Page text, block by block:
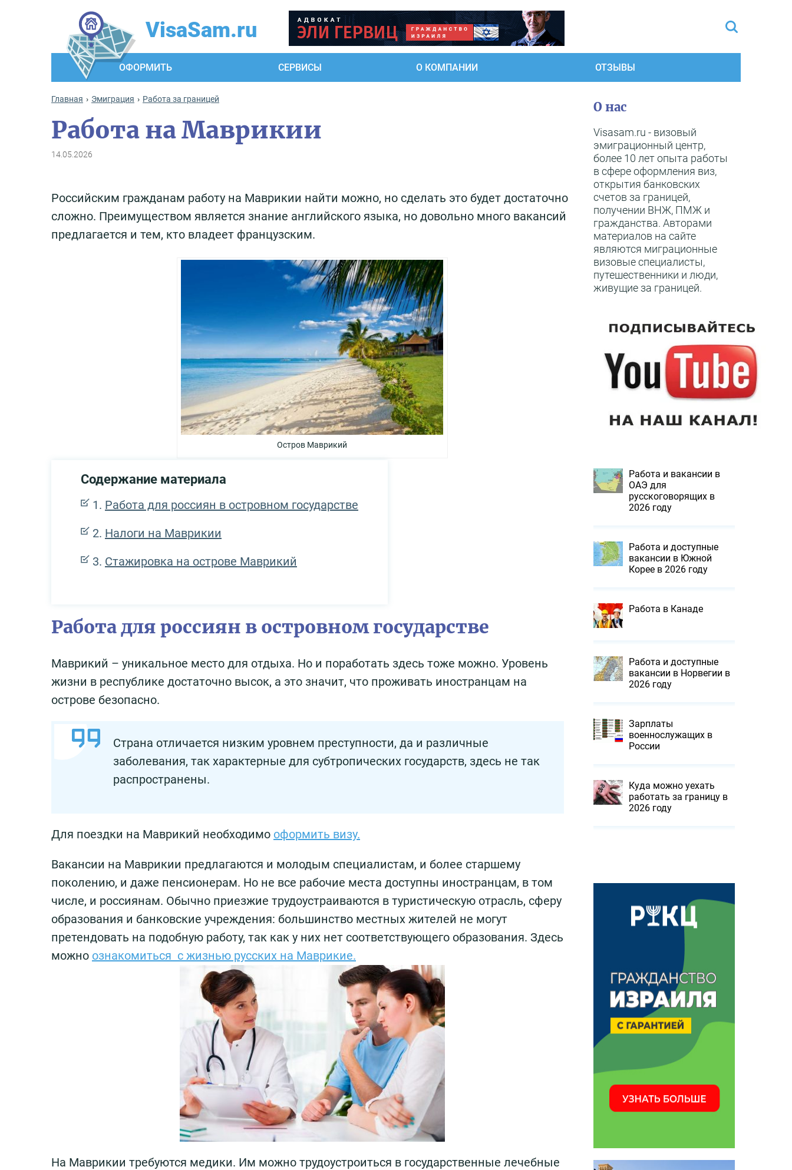
VisaSam.ru
ОФОРМИТЬ СЕРВИСЫ О КОМПАНИИ ОТЗЫВЫ
Главная Эмиграция Работа за границей
Работа на Маврикии
14.05.2026
Российским гражданам работу на Маврикии найти можно, но сделать это будет достаточно
сложно. Преимуществом является знание английского языка, но довольно много вакансий
предлагается и тем, кто владеет французским.
Остров Маврикий
Содержание материала
Работа для россиян в островном государстве
Налоги на Маврикии
Стажировка на острове Маврикий
Работа для россиян в островном государстве
Маврикий – уникальное место для отдыха. Но и поработать здесь тоже можно. Уровень
жизни в республике достаточно высок, а это значит, что проживать иностранцам на
острове безопасно.
Страна отличается низким уровнем преступности, да и различные
заболевания, так характерные для субтропических государств, здесь не так
распространены.
Для поездки на Маврикий необходимо оформить визу.
Вакансии на Маврикии предлагаются и молодым специалистам, и более старшему
поколению, и даже пенсионерам. Но не все рабочие места доступны иностранцам, в том
числе, и россиянам. Обычно приезжие трудоустраиваются в туристическую отрасль, сферу
образования и банковские учреждения: большинство местных жителей не могут
претендовать на подобную работу, так как у них нет соответствующего образования. Здесь
можно ознакомиться с жизнью русских на Маврикие.
На Маврикии требуются медики. Им можно трудоустроиться в государственные лечебные
О нас
Visasam.ru - визовый
эмиграционный центр,
более 10 лет опыта работы
в сфере оформления виз,
открытия банковских
счетов за границей,
получении ВНЖ, ПМЖ и
гражданства. Авторами
материалов на сайте
являются миграционные
визовые специалисты,
путешественники и люди,
живущие за границей.
Работа и вакансии в
ОАЭ для
русскоговорящих в
2026 году
Работа и доступные
вакансии в Южной
Корее в 2026 году
Работа в Канаде
Работа и доступные
вакансии в Норвегии в
2026 году
Зарплаты
военнослужащих в
России
Куда можно уехать
работать за границу в
2026 году